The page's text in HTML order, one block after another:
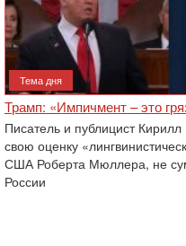
Тема дня
Трамп: «Импичмент – это
Писатель и публицист
свою оценку
США Роберта Мюллера, не
России